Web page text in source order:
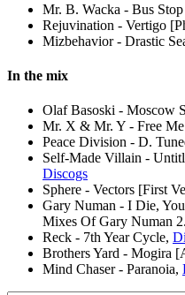
Mr. B. Wacka - Bus
Rejuvination - Vertigo
Mizbehavior - Drastic
In the mix
Olaf Basoski - Moscow
Mr. X & Mr. Y - Free
Peace Division - D.
Self-Made Villain -
Discogs
Sphere - Vectors [First
Gary Numan - I Die,
Mixes Of Gary Numan
Reck - 7th Year Cycle,
Brothers Yard - Mogira
Mind Chaser - Paranoia,